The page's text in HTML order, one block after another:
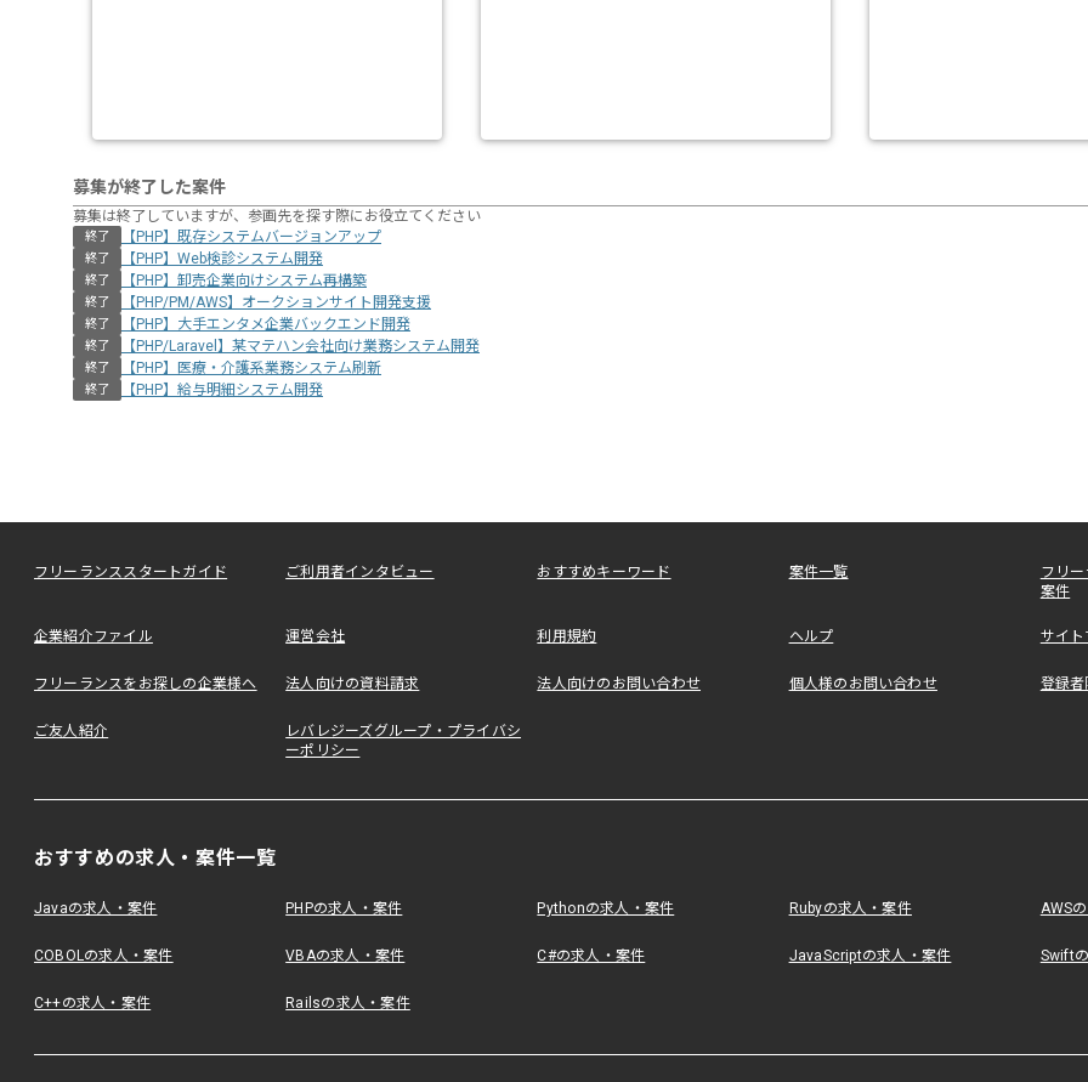
募集が終了した案件
募集は終了していますが、参画先を探す際にお役立てください
終了 【PHP】既存システムバージョンアップ
終了 【PHP】Web検診システム開発
終了 【PHP】卸売企業向けシステム再構築
終了 【PHP/PM/AWS】オークションサイト開発支援
終了 【PHP】大手エンタメ企業バックエンド開発
終了 【PHP/Laravel】某マテハン会社向け業務システム開発
終了 【PHP】医療・介護系業務システム刷新
終了 【PHP】給与明細システム開発
フリーランススタートガイド ご利用者インタビュー おすすめキーワード 案件一覧
フリ
案件
企業紹介ファイル 運営会社 利用規約 ヘルプ サイ
フリーランスをお探しの企業様へ 法人向けの資料請求 法人向けのお問い合わせ 個人様のお問い合わせ 登録
ご友人紹介
レバレジーズグループ・プライバシ
ーポリシー
おすすめの求人・案件一覧
Javaの求人・案件 PHPの求人・案件 Pythonの求人・案件 Rubyの求人・案件 AWS
COBOLの求人・案件 VBAの求人・案件 C#の求人・案件 JavaScriptの求人・案件 Swift
C++の求人・案件 Railsの求人・案件